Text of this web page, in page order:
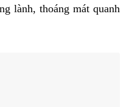
lành, thoáng mát quanh